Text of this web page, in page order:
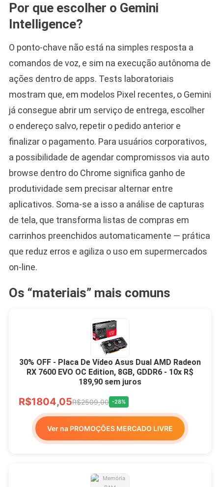
Por que escolher o Gemini
Intelligence?
O ponto-chave não está na simples resposta a
comandos de voz, e sim na execução autônoma de
ações dentro de apps. Tests laboratoriais
mostram que, em modelos Pixel recentes, o Gemini
já consegue abrir um serviço de entrega, escolher
o endereço salvo, repetir o pedido anterior e
finalizar o pagamento. Para usuários corporativos,
a possibilidade de agendar compromissos via auto
browse dentro do Chrome significa ganho de
produtividade sem precisar alternar entre
aplicativos. Soma-se a isso a análise de capturas
de tela, que transforma listas de compras em
carrinhos preenchidos automaticamente — prática
que reduz erros e agiliza o uso em supermercados
on-line.
Os “materiais” mais comuns
30% OFF - Placa De Vídeo Asus Dual AMD Radeon
RX 7600 EVO OC Edition, 8GB, GDDR6 - 10x R$
189,90 sem juros
R$1804,05R$2509,00 -28%
Ver na PROMOÇÕES MERCADO LIVRE